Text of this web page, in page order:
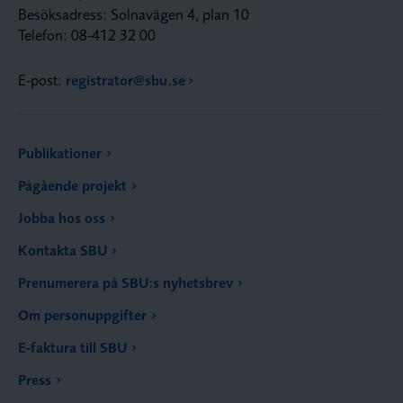
Besöksadress: Solnavägen 4, plan 10
Telefon: 08-412 32 00
E-post: registrator@sbu.se
Publikationer
Pågående projekt
Jobba hos oss
Kontakta SBU
Prenumerera på SBU:s nyhetsbrev
Om personuppgifter
E-faktura till SBU
Press